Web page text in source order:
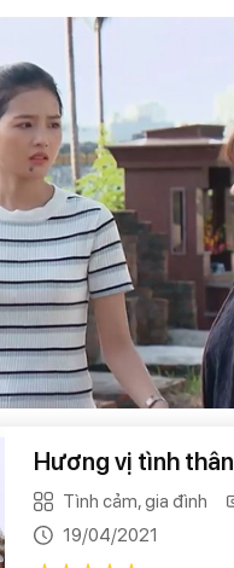
Hương vị tình thân
Tình cảm, gia đình
19/04/2021